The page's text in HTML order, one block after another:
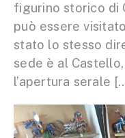
figurino storico di
può essere
stato lo stesso
sede è al
l’apertura serale